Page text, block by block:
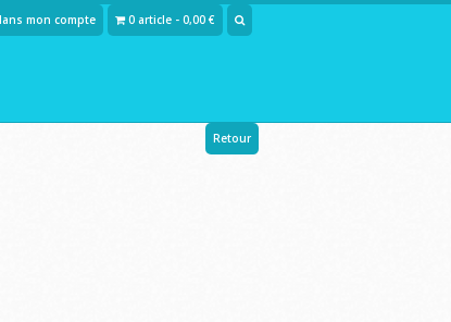
mon compte 0 article - 0,00 €
Retour